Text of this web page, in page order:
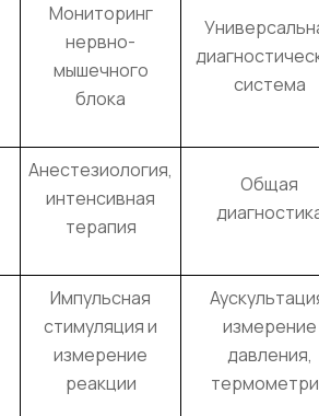
Мониторинг
нервно-
мышечного
блока
система
Анестезиология,
интенсивная
терапия
Общая
Импульсная
стимуляция и
измерение
реакции
измерение
давления,